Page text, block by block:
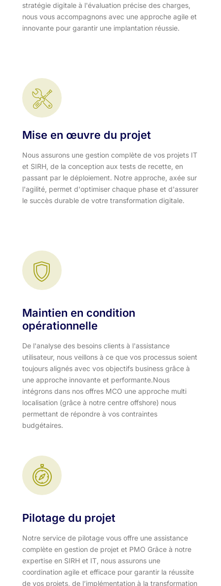
stratégie digitale à l'évaluation précise des charges,
nous vous accompagnons avec une approche agile et
innovante pour garantir une implantation réussie.
Mise en œuvre du projet
Nous assurons une gestion complète de vos projets IT
et SIRH, de la conception aux tests de recette, en
passant par le déploiement. Notre approche, axée sur
l'agilité, permet d'optimiser chaque phase et d'assurer
le succès durable de votre transformation digitale.
Maintien en condition
opérationnelle
De l'analyse des besoins clients à l'assistance
utilisateur, nous veillons à ce que vos processus soient
toujours alignés avec vos objectifs business grâce à
une approche innovante et performante.​ Nous
intégrons dans nos offres MCO une approche multi
localisation (grâce à notre centre offshore) nous
permettant de répondre à vos contraintes
budgétaires.
Pilotage du projet
Notre service de pilotage vous offre une assistance
complète en gestion de projet et PMO Grâce à notre
expertise en SIRH et IT, nous assurons une
coordination agile et efficace pour garantir la réussite
de vos projets, de l’implémentation à la transformation